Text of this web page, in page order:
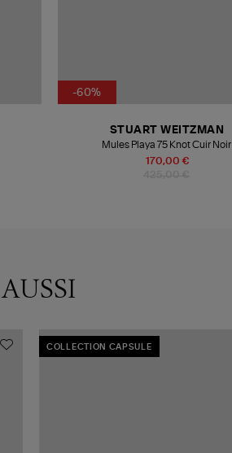
-60%
170,00 €
STUART WEITZMAN
Mules Playa 75 Knot Cuir Noir
COLLECTION CAPSULE